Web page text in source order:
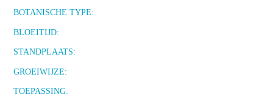
BOTANISCHE TYPE:
BLOEITIJD:
STANDPLAATS:
GROEIWIJZE:
TOEPASSING: